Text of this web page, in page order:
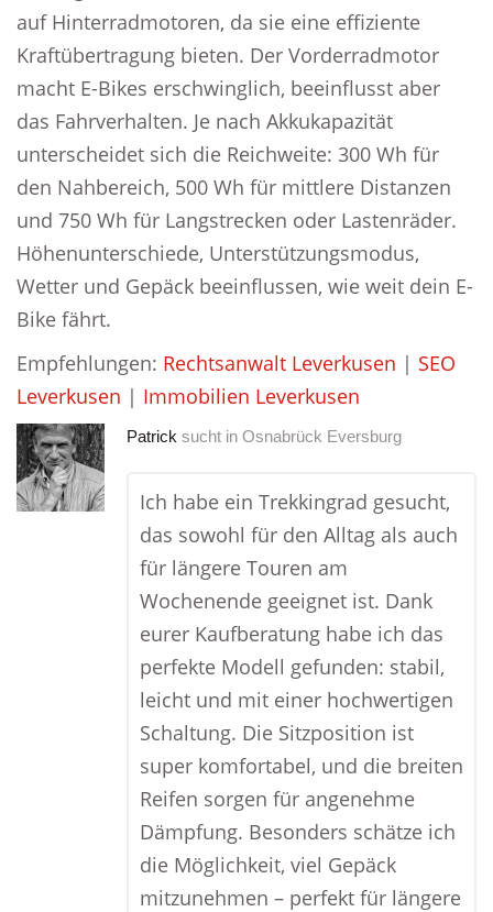
auf Hinterradmotoren, da sie eine effiziente
Kraftübertragung bieten. Der Vorderradmotor
macht E-Bikes erschwinglich, beeinflusst aber
das Fahrverhalten. Je nach Akkukapazität
unterscheidet sich die Reichweite: 300 Wh für
den Nahbereich, 500 Wh für mittlere Distanzen
und 750 Wh für Langstrecken oder Lastenräder.
Höhenunterschiede, Unterstützungsmodus,
Wetter und Gepäck beeinflussen, wie weit dein E-
Bike fährt.
Empfehlungen: Rechtsanwalt Leverkusen | SEO
Leverkusen | Immobilien Leverkusen
Patrick sucht in Osnabrück Eversburg
Ich habe ein Trekkingrad gesucht,
das sowohl für den Alltag als auch
für längere Touren am
Wochenende geeignet ist. Dank
eurer Kaufberatung habe ich das
perfekte Modell gefunden: stabil,
leicht und mit einer hochwertigen
Schaltung. Die Sitzposition ist
super komfortabel, und die breiten
Reifen sorgen für angenehme
Dämpfung. Besonders schätze ich
die Möglichkeit, viel Gepäck
mitzunehmen – perfekt für längere